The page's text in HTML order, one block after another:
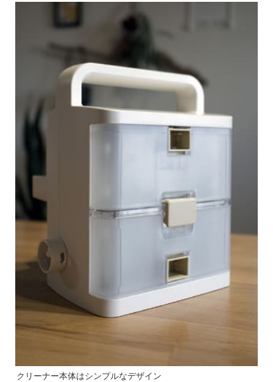
クリーナー本体はシンプルなデザイン